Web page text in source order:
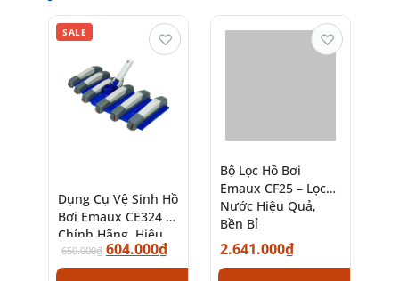
SALE
Dụng Cụ Vệ Sinh Hồ
Bơi Emaux CE324 –
Chính Hãng, Hiệu
Quả Cao
650.000₫ 604.000₫
♡
Bộ Lọc Hồ Bơi
Emaux CF25 – Lọc
Bền Bỉ
2.641.000₫
♡